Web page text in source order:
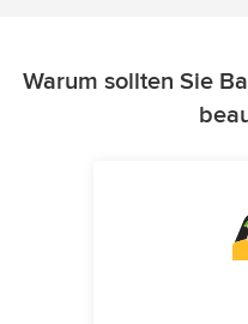
Warum sollten Sie